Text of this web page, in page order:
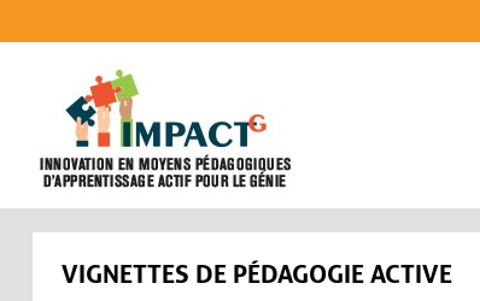
VIGNETTES DE PÉDAGOGIE ACTIVE